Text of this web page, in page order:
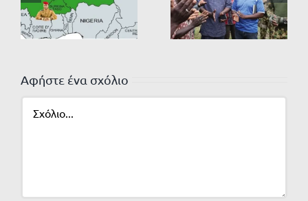
Αφήστε ένα σχόλιο